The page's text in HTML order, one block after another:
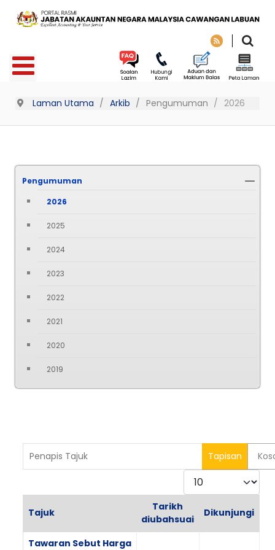
Laman Utama Arkib Pengumuman 2026
Pengumuman
2026
2025
2024
2023
2022
2021
2020
2019
Tapisan
Paparkan
Tajuk
Tarikh
diubahsuai
Dikunjungi
Tawaran Sebut Harga